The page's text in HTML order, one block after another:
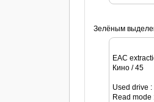
Зелёным
EAC
Кино / 45
Used drive
Read mode